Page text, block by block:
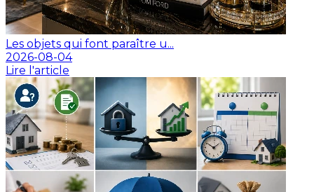
Les objets qui font paraître u...
2026-08-04
Lire l'article